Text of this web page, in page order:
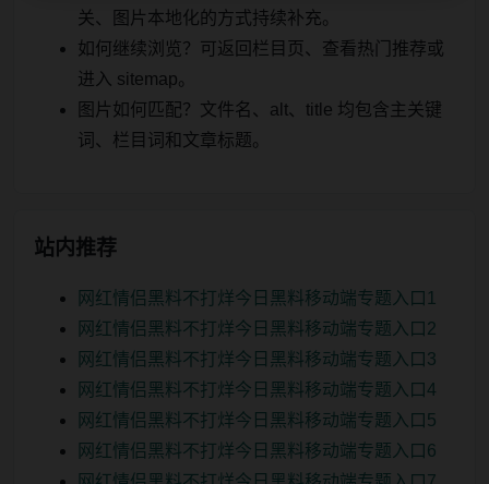
关、图片本地化的方式持续补充。
如何继续浏览？可返回栏目页、查看热门推荐或
进入 sitemap。
图片如何匹配？文件名、alt、title 均包含主关键
词、栏目词和文章标题。
站内推荐
网红情侣黑料不打烊今日黑料移动端专题入口1
网红情侣黑料不打烊今日黑料移动端专题入口2
网红情侣黑料不打烊今日黑料移动端专题入口3
网红情侣黑料不打烊今日黑料移动端专题入口4
网红情侣黑料不打烊今日黑料移动端专题入口5
网红情侣黑料不打烊今日黑料移动端专题入口6